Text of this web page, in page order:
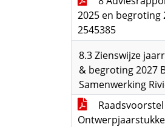
2025 en begroting
2545385
8.3 Zienswijze
& begroting 2027
Samenwerking